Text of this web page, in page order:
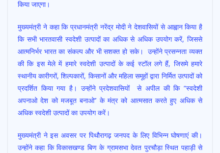
किया जाएगा।
मुख्यमंत्री ने कहा कि प्रधानमंत्री नरेंद्र मोदी ने देशवासियों से आह्वान किया है
कि सभी भारतवासी स्वदेशी उत्पादों का अधिक से अधिक उपयोग करें, जिससे
आत्मनिर्भर भारत का संकल्प और भी सशक्त हो सके। उन्होंने प्रसन्नता व्यक्त
की कि इस मेले में हमारे स्वदेशी उत्पादों के कई स्टॉल लगे हैं, जिसमे हमारे
स्थानीय कारीगरों, शिल्पकारों, किसानों और महिला समूहों द्वारा निर्मित उत्पादों को
प्रदर्शित किया गया है। उन्होंने प्रदेशवासियों से अपील की कि “स्वदेशी
अपनाओ देश को मजबूत बनाओ’’ के मंत्र को आत्मसात करते हुए अधिक से
अधिक स्वदेशी उत्पादों का उपयोग करें।
मुख्यमंत्री ने इस अवसर पर पिथौरागढ़ जनपद के लिए विभिन्न घोषणाएं की।
उन्होंने कहा कि विकासखण्ड बिण के ग्रामसभा देवत पुरचौड़ा स्थित पहाड़ी से